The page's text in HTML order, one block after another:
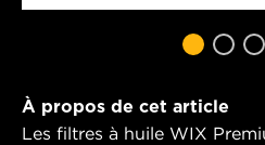
À propos de cet article
Les filtres à huile WIX